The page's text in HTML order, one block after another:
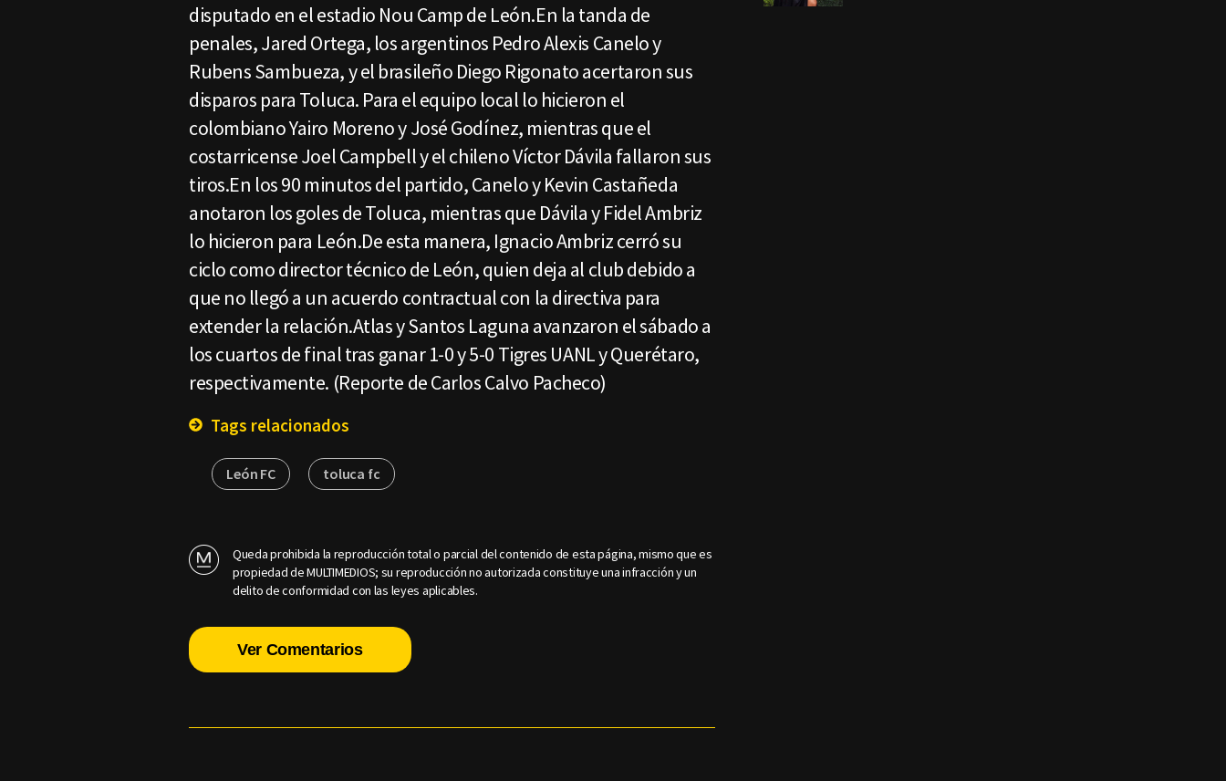
disputado en el estadio Nou Camp de León.En la tanda de
penales, Jared Ortega, los argentinos Pedro Alexis Canelo y
Rubens Sambueza, y el brasileño Diego Rigonato acertaron sus
disparos para Toluca. Para el equipo local lo hicieron el
colombiano Yairo Moreno y José Godínez, mientras que el
costarricense Joel Campbell y el chileno Víctor Dávila fallaron sus
tiros.En los 90 minutos del partido, Canelo y Kevin Castañeda
anotaron los goles de Toluca, mientras que Dávila y Fidel Ambriz
lo hicieron para León.De esta manera, Ignacio Ambriz cerró su
ciclo como director técnico de León, quien deja al club debido a
que no llegó a un acuerdo contractual con la directiva para
extender la relación.Atlas y Santos Laguna avanzaron el sábado a
los cuartos de final tras ganar 1-0 y 5-0 Tigres UANL y Querétaro,
respectivamente. (Reporte de Carlos Calvo Pacheco)
Tags relacionados
León FC toluca fc
Queda prohibida la reproducción total o parcial del contenido de esta página, mismo que es
propiedad de MULTIMEDIOS; su reproducción no autorizada constituye una infracción y un
delito de conformidad con las leyes aplicables.
Ver Comentarios